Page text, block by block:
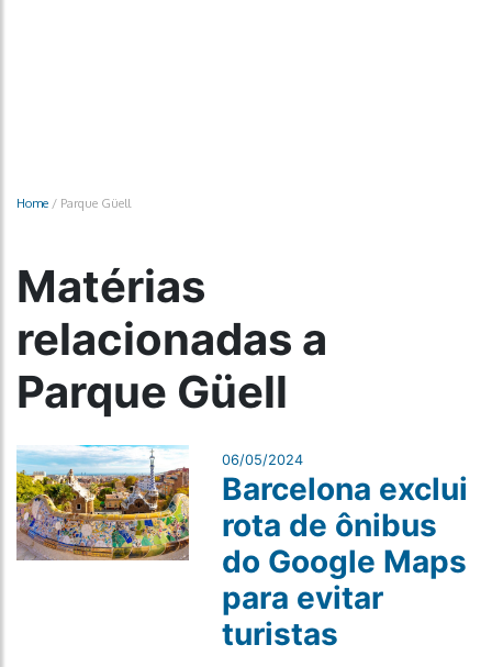
Home / Parque Güell
Matérias
relacionadas a
Parque Güell
06/05/2024
Barcelona exclui
rota de ônibus
do Google Maps
para evitar
turistas